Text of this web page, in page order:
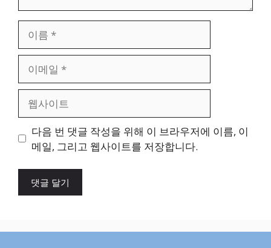
일
트
다음 번 댓글 작성을 위해 이 브라우저에 이름, 이
메일, 그리고 웹사이트를 저장합니다.